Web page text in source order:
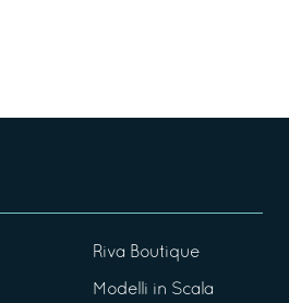
Riva Boutique
Modelli in Scala